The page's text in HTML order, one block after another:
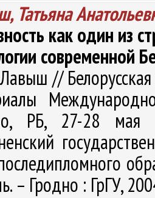
Татьяна
как один из
современной
//
РБ, 27-28 мая
– Гродно : ГрГУ,